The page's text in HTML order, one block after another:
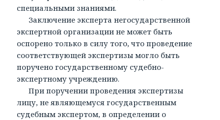
специальными знаниями.
Заключение эксперта негосударственной
экспертной организации не может быть
оспорено только в силу того, что проведение
соответствующей экспертизы могло быть
поручено государственному судебно-
экспертному учреждению.
При поручении проведения экспертизы
лицу, не являющемуся государственным
судебным экспертом, в определении о